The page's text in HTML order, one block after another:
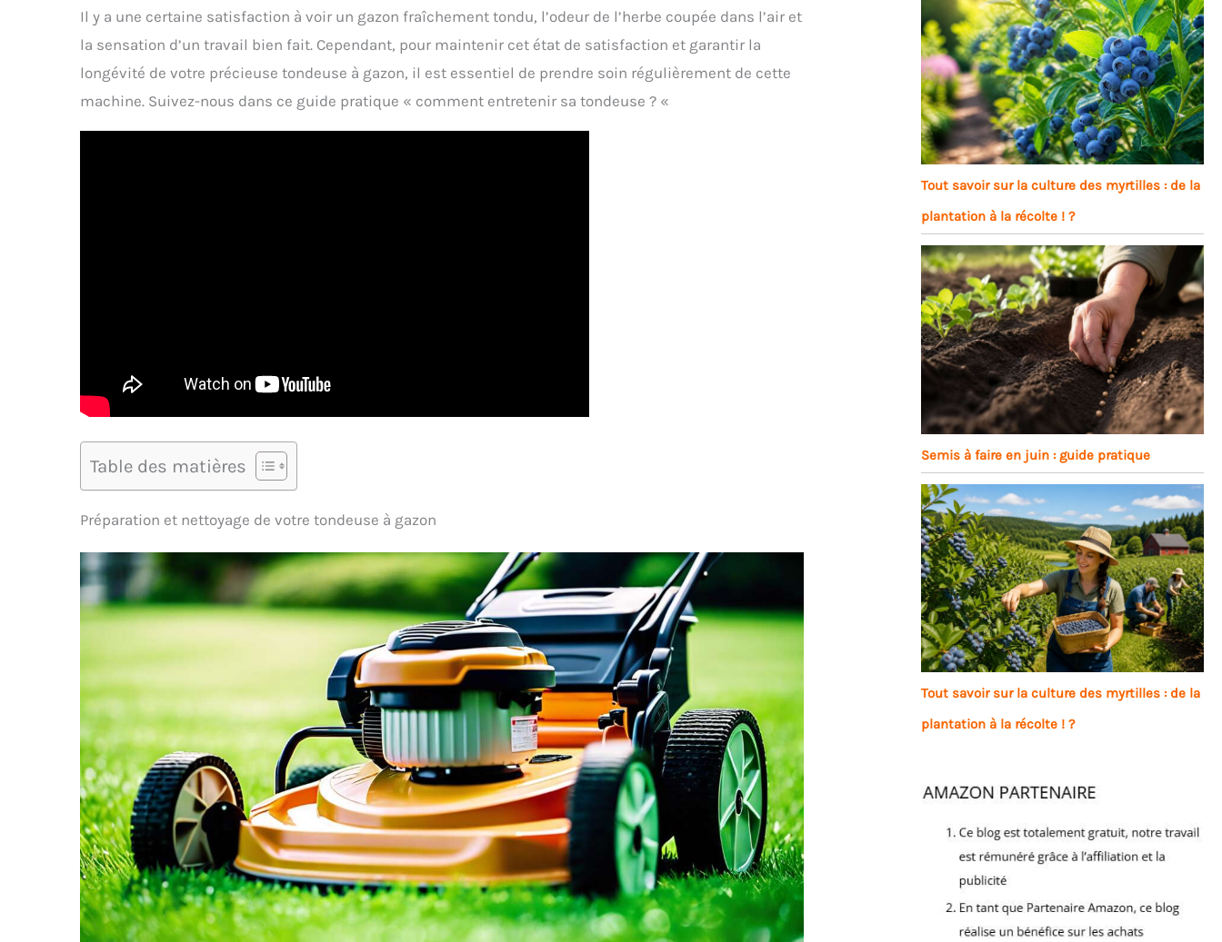
Il y a une certaine satisfaction à voir un gazon fraîchement tondu, l’odeur de l’herbe coupée dans l’air et
la sensation d’un travail bien fait. Cependant, pour maintenir cet état de satisfaction et garantir la
longévité de votre précieuse tondeuse à gazon, il est essentiel de prendre soin régulièrement de cette
machine. Suivez-nous dans ce guide pratique « comment entretenir sa tondeuse ? «
Table des matières
Préparation et nettoyage de votre tondeuse à gazon
Tout savoir sur la culture des myrtilles : de la
plantation à la récolte ! ?
Semis à faire en juin : guide pratique
Tout savoir sur la culture des myrtilles : de la
plantation à la récolte ! ?